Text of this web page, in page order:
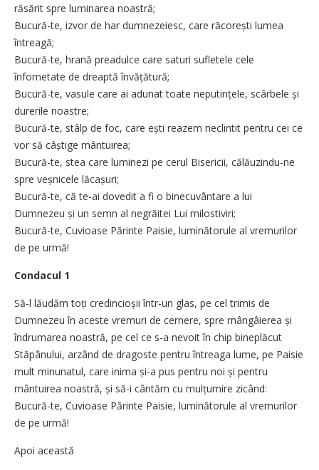
răsărit spre luminarea noastră;
Bucură-te, izvor de har dumnezeiesc, care răcorești lumea
întreagă;
Bucură-te, hrană preadulce care saturi sufletele cele
înfometate de dreaptă învățătură;
Bucură-te, vasule care ai adunat toate neputințele, scârbele și
durerile noastre;
Bucură-te, stâlp de foc, care ești reazem neclintit pentru cei ce
vor să câștige mântuirea;
Bucură-te, stea care luminezi pe cerul Bisericii, călăuzindu-ne
spre veșnicele lăcașuri;
Bucură-te, că te-ai dovedit a fi o binecuvântare a lui
Dumnezeu și un semn al negrăitei Lui milostiviri;
Bucură-te, Cuvioase Părinte Paisie, luminătorule al vremurilor
de pe urmă!
Condacul 1
Să-l lăudăm toți credincioșii într-un glas, pe cel trimis de
Dumnezeu în aceste vremuri de cernere, spre mângâierea și
îndrumarea noastră, pe cel ce s-a nevoit în chip bineplăcut
Stăpânului, arzând de dragoste pentru întreaga lume, pe Paisie
mult minunatul, care inima și-a pus pentru noi și pentru
mântuirea noastră, și să-i cântăm cu mulțumire zicând:
Bucură-te, Cuvioase Părinte Paisie, luminătorule al vremurilor
de pe urmă!
Apoi această